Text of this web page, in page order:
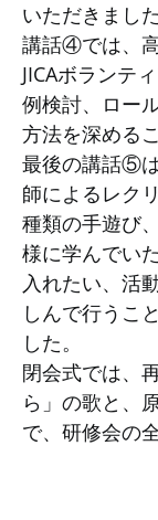
いただきました
講話④では、
JICAボランテ
例検討、ロー
方法を深める
最後の講話⑤
師によるレク
種類の手遊び
様に学んでい
入れたい、活
しんで行うこ
した。
閉会式では、
ら」の歌と、
で、研修会の